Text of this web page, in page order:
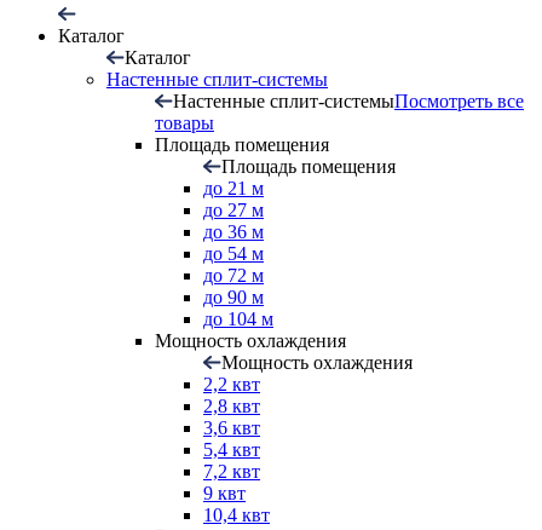
Каталог
Каталог
Настенные сплит-системы
Настенные сплит-системыПосмотреть все
товары
Площадь помещения
Площадь помещения
до 21 м
до 27 м
до 36 м
до 54 м
до 72 м
до 90 м
до 104 м
Мощность охлаждения
Мощность охлаждения
2,2 квт
2,8 квт
3,6 квт
5,4 квт
7,2 квт
9 квт
10,4 квт